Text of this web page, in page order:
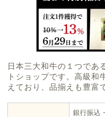
日本三大和牛の１つであ
トショップです。高級和
えており、品揃えも豊富
銀行振込